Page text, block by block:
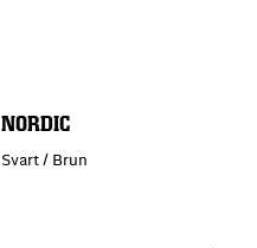
NORDIC
Svart / Brun